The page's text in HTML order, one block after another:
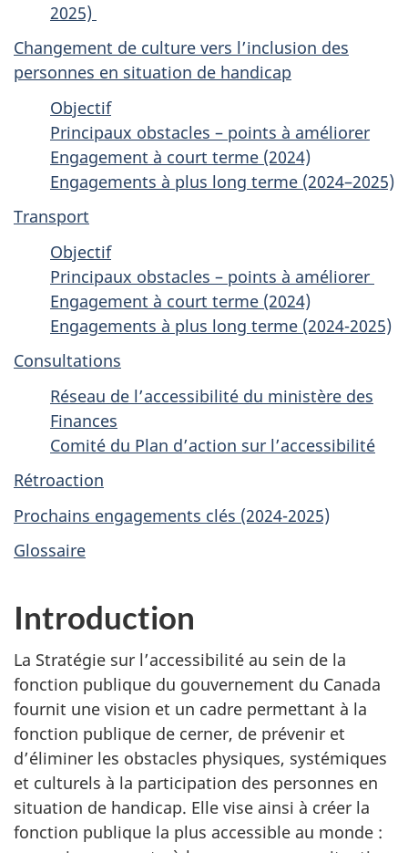
2025)
Changement de culture vers l’inclusion des
personnes en situation de handicap
Objectif
Principaux obstacles – points à améliorer
Engagement à court terme (2024)
Engagements à plus long terme (2024–2025)
Transport
Objectif
Principaux obstacles – points à améliorer
Engagement à court terme (2024)
Engagements à plus long terme (2024-2025)
Consultations
Réseau de l’accessibilité du ministère des
Finances
Comité du Plan d’action sur l’accessibilité
Rétroaction
Prochains engagements clés (2024-2025)
Glossaire
Introduction
La Stratégie sur l’accessibilité au sein de la
fonction publique du gouvernement du Canada
fournit une vision et un cadre permettant à la
fonction publique de cerner, de prévenir et
d’éliminer les obstacles physiques, systémiques
et culturels à la participation des personnes en
situation de handicap. Elle vise ainsi à créer la
fonction publique la plus accessible au monde :